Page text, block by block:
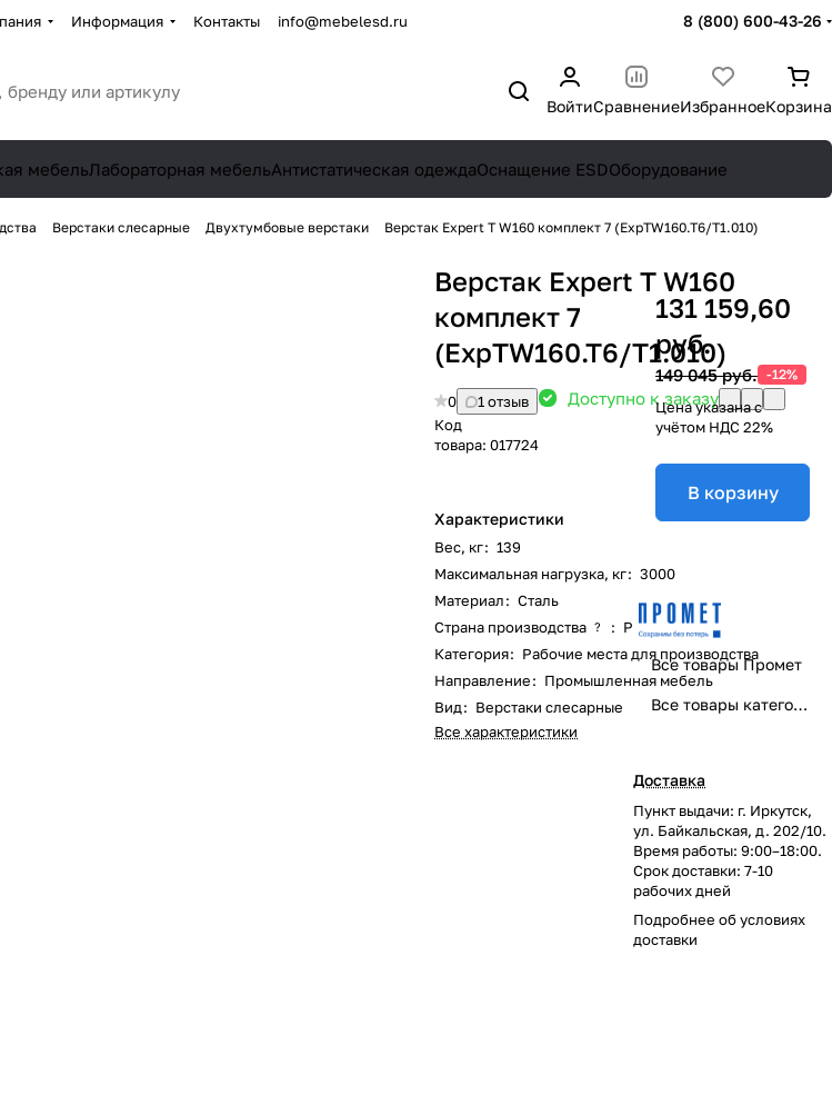
Информация Контакты info@mebelesd.ru 8 (800) 600-43-26
ВойтиСравнениеИзбранноеКорзина
мебельЛабораторная мебельАнтистатическая одеждаОснащение ESDОборудование
Верстаки слесарные Двухтумбовые верстаки Верстак Expert T W160 комплект 7 (ExpTW160.T6/T1.010)
Верстак Expert T W160
комплект 7
(ExpTW160.T6/T1.010)
0
1 отзыв
Код
товара: 017724
Доступно к заказу
Характеристики
Вес, кг: 139
Максимальная нагрузка, кг: 3000
Материал: Сталь
Страна производства ? : Россия
Категория: Рабочие места для производства
Направление: Промышленная мебель
Вид: Верстаки слесарные
Все характеристики
131 159,60
руб.
149 045 руб. -12%
Цена указана с
учётом НДС 22%
В корзину
Все товары Промет
Все товары категории
Доставка
Пункт выдачи: г. Иркутск,
ул. Байкальская, д. 202/10.
Время работы: 9:00–18:00.
Срок доставки: 7-10
рабочих дней
Подробнее обусловиях
доставки